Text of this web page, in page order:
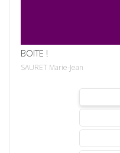
BOITE !
SAURET Marie-Jean